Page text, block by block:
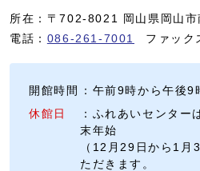
所在：〒702-8021 岡山県岡山市
電話： 086-261-7001 ファック
開館時間
：午前9時から午後9
休館日
：ふれあいセンター
末年始
（12月29日から1月
ただきます。